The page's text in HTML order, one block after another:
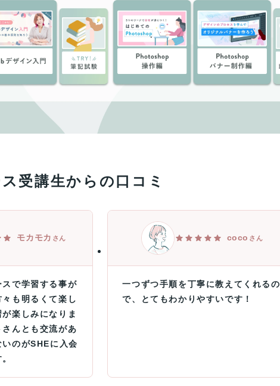
受講生からの口コミ
モカモカ さん
で学習する事が
も明るくて楽し
楽しみになりま
んとも交流があ
のがSHEに入会
coco さん
一つずつ手順を丁寧に教えてくれるの
で、とてもわかりやすいです！